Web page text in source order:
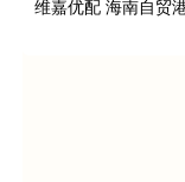
维嘉优配 海南自贸